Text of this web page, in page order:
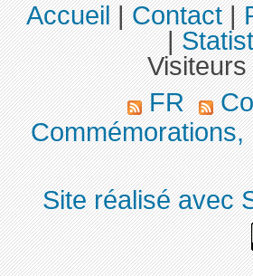
Accueil|Contact|
|
FR
Commémorations,
Site réalisé avec